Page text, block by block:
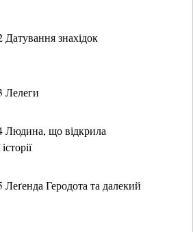
знахідок
Лелеги
Людина, що відкрила
Геродота та далекий